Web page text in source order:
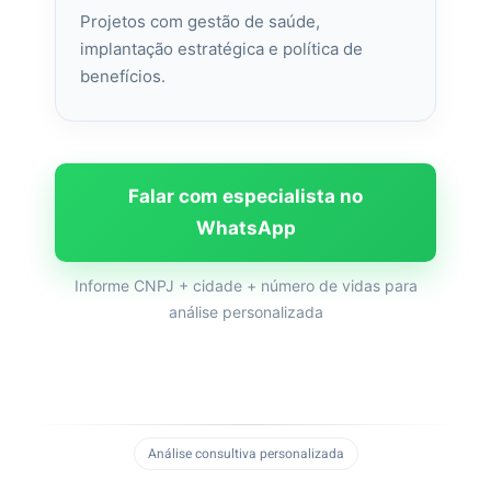
Projetos com gestão de saúde,
implantação estratégica e política de
benefícios.
Falar com especialista no
WhatsApp
Informe CNPJ + cidade + número de vidas para
análise personalizada
Análise consultiva personalizada